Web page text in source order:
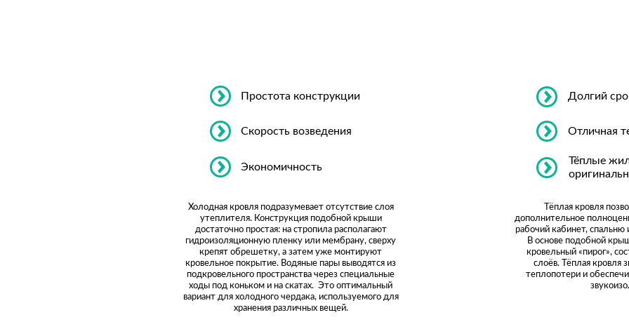
Холодная кровля подразумевает отсутствие слоя
утеплителя. Конструкция подобной крыши
достаточно простая: на стропила располагают
гидроизоляционную пленку или мембрану, cверху
крепят обрешетку, а затем уже монтируют
кровельное покрытие. Водяные пары выводятся из
подкровельного пространства через специальные
ходы под коньком и на скатах. Это оптимальный
вариант для холодного чердака, используемого для
хранения различных вещей.
Простота конструкции
Скорость возведения
Экономичность
Долгий
Отличная
Тёплые
Тёплая кровля
дополнительное
рабочий кабинет,
В основе подобной
кровельный «пирог»,
слоёв. Тёплая кровля
теплопотери и